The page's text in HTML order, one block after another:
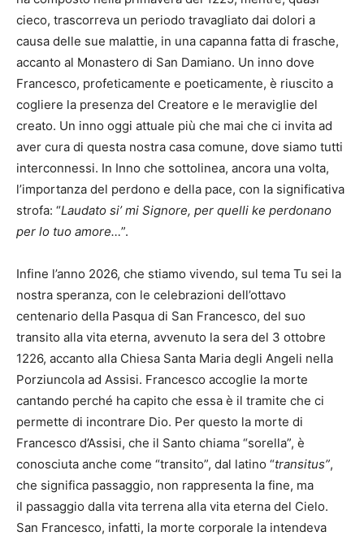
cieco, trascorreva un periodo travagliato dai dolori a
causa delle sue malattie, in una capanna fatta di frasche,
accanto al Monastero di San Damiano. Un inno dove
Francesco, profeticamente e poeticamente, è riuscito a
cogliere la presenza del Creatore e le meraviglie del
creato. Un inno oggi attuale più che mai che ci invita ad
aver cura di questa nostra casa comune, dove siamo tutti
interconnessi. In Inno che sottolinea, ancora una volta,
l’importanza del perdono e della pace, con la significativa
strofa: “Laudato si’ mi Signore, per quelli ke perdonano
per lo tuo amore…”.
Infine l’anno 2026, che stiamo vivendo, sul tema Tu sei la
nostra speranza, con le celebrazioni dell’ottavo
centenario della Pasqua di San Francesco, del suo
transito alla vita eterna, avvenuto la sera del 3 ottobre
1226, accanto alla Chiesa Santa Maria degli Angeli nella
Porziuncola ad Assisi. Francesco accoglie la morte
cantando perché ha capito che essa è il tramite che ci
permette di incontrare Dio. Per questo la morte di
Francesco d’Assisi, che il Santo chiama “sorella”, è
conosciuta anche come “transito”, dal latino “transitus”,
che significa passaggio, non rappresenta la fine, ma
il passaggio dalla vita terrena alla vita eterna del Cielo.
San Francesco, infatti, la morte corporale la intendeva